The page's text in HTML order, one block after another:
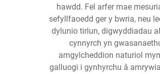
hawdd. Fel arfer mae
sefyllfaoedd ger y bwria, neu
dylunio tirlun, digwyddiadau
cynnyrch yn
amgylcheddion naturiol
galluogi i gynhyrchu â